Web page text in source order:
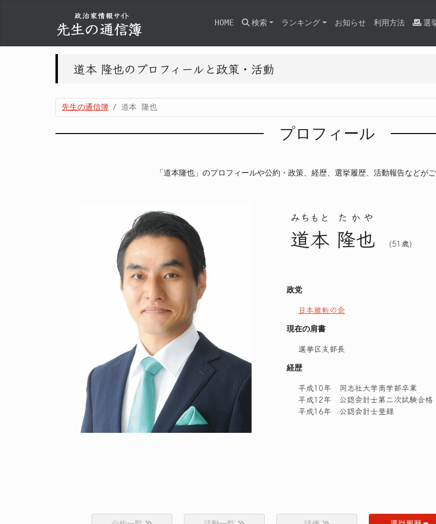
HOME 検索 ランキング お知らせ 利用方法 選
道本 隆也のプロフィールと政策・活動
先生の通信簿 道本 隆也
プロフィール
「道本隆也」のプロフィールや公約・政策、経歴、選挙履歴、活動報告などが
道本
みちもと
隆也
たかや
(51歳)
政党
日本維新の会
現在の肩書
選挙区支部長
経歴
平成10年 同志社大学商学部卒業
平成12年 公認会計士第二次試験合格
平成16年 公認会計士登録